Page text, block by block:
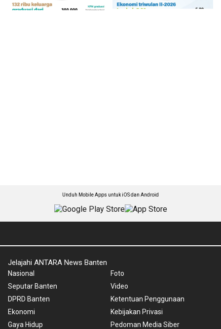
Unduh Mobile Apps untuk iOS dan Android
Jelajahi ANTARA News Banten
Nasional
Seputar Banten
DPRD Banten
Ekonomi
Gaya Hidup
Foto
Video
Ketentuan Penggunaan
Kebijakan Privasi
Pedoman Media Siber